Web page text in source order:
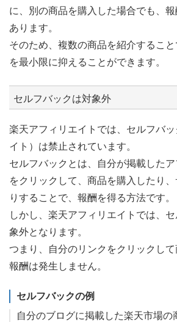
に、別の商品を購入した場合でも、
あります。
そのため、複数の商品を紹介するこ
を最小限に抑えることができます。
セルフバックは対象外
楽天アフィリエイトでは、セルフバ
イト）は禁止されています。
セルフバックとは、自分が掲載した
をクリックして、商品を購入したり
りすることで、報酬を得る方法です。
しかし、楽天アフィリエイトでは、
象外となります。
つまり、自分のリンクをクリックして
報酬は発生しません。
セルフバックの例
自分のブログに掲載した楽天市場の